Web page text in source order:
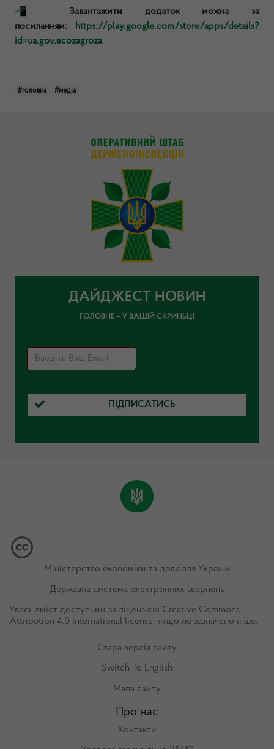
📲 Завантажити додаток можна за
посиланням:
https://play.google.com/store/apps/details?
id=ua.gov.ecozagroza
#головна #медіа
ДАЙДЖЕСТ НОВИН
ГОЛОВНЕ – У ВАШІЙ СКРИНЬЦІ
ПІДПИСАТИСЬ
Міністерство економіки та довкілля України
Державна система електронних звернень
Увесь вміст доступний за ліцензією Creative Commons
Attribution 4.0 International license, якщо не зазначено інше.
Стара версія сайту
Switch To English
Мапа сайту
Про нас
Контакти